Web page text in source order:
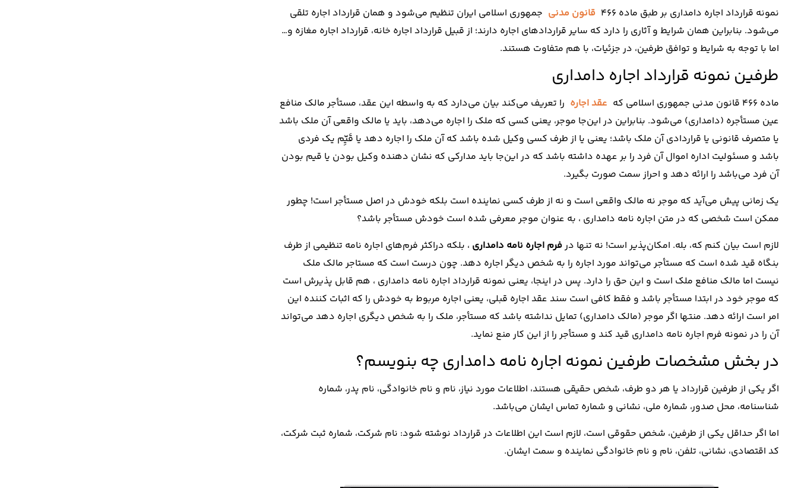
نمونه قرارداد اجاره دامداری بر طبق ماده 466 قانون مدنی جمهوری اسلامی ایران تنظیم می‌شود و همان قرارداد اجاره تلقی
می‌شود. بنابراین همان شرایط و آثاری را دارد که سایر قراردادهای اجاره دارند؛ از قبیل قرارداد اجاره خانه، قرارداد اجاره مغازه و…
اما با توجه به شرایط و توافق طرفین، در جزئیات، با هم متفاوت هستند.
طرفین نمونه قرارداد اجاره دامداری
ماده 466 قانون مدنی جمهوری اسلامی که عقد اجاره را تعریف می‌کند بیان می‌دارد که به واسطه این عقد، مستأجر مالک منافع
عین مستأجره (دامداری) می‌شود. بنابراین در این‌جا موجر، یعنی کسی که ملک را اجاره می‌دهد، باید یا مالک واقعی آن ملک باشد
یا متصرف قانونی یا قراردادی آن ملک باشد؛ یعنی یا از طرف کسی وکیل شده باشد که آن ملک را اجاره دهد یا قَیِّم یک فردی
باشد و مسئولیت اداره اموال آن فرد را بر عهده داشته باشد که در این‌جا باید مدارکی که نشان دهنده وکیل بودن یا قیم بودن
آن فرد می‌باشد را ارائه دهد و احراز سمت صورت بگیرد.
یک زمانی پیش می‌آید که موجر نه مالک واقعی است و نه از طرف کسی نماینده است بلکه خودش در اصل مستأجر است! چطور
ممکن است شخصی که در متن اجاره نامه دامداری ، به عنوان موجر معرفی شده است خودش مستأجر باشد؟
لازم است بیان کنم که، بله. امکان‌پذیر است! نه تنها درفرم اجاره نامه دامداری ، بلکه دراکثر فرم‌های اجاره نامه تنظیمی از طرف
بنگاه قید شده است که مستأجر می‌تواند مورد اجاره را به شخص دیگر اجاره دهد. چون درست است که مستاجر مالک ملک
نیست اما مالک منافع ملک است و این حق را دارد. پس در اینجا، یعنی نمونه قرارداد اجاره نامه دامداری ، هم قابل پذیرش است
که موجر خود در ابتدا مستأجر باشد و فقط کافی است سند عقد اجاره قبلی، یعنی اجاره مربوط به خودش را که اثبات کننده این
امر است ارائه دهد. منتها اگر موجر (مالک دامداری) تمایل نداشته باشد که مستأجر، ملک را به شخص دیگری اجاره دهد می‌تواند
آن را در نمونه فرم اجاره نامه دامداری قید کند و مستأجر را از این کار منع نماید.
در بخش مشخصات طرفین نمونه اجاره نامه دامداری چه بنویسم؟
اگر یکی از طرفین قرارداد یا هر دو طرف، شخص حقیقی هستند، اطلاعات مورد نیاز، نام و نام خانوادگی، نام پدر، شماره
شناسنامه، محل صدور، شماره ملی، نشانی و شماره تماس ایشان می‌باشد.
اما اگر حداقل یکی از طرفین، شخص حقوقی است، لازم است این اطلاعات در قرارداد نوشته شود: نام شرکت، شماره ثبت شرکت،
کد اقتصادی، نشانی، تلفن، نام و نام خانوادگی نماینده و سمت ایشان.